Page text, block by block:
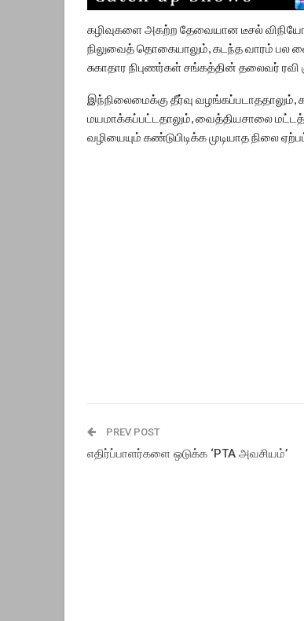
கழிவுகளை அகற்ற தேவையான டீசல்
நிலுவைத் தொகையாலும், கடந்த வாரம் பல
சுகாதார நிபுணர்கள் சங்கத்தின் தலைவர் ரவி
இந்நிலைமைக்கு தீர்வு வழங்கப்படாததாலும்,
மயமாக்கப்பட்டதாலும், வைத்தியசாலை
வழியையும் கண்டுபிடிக்க முடியாத நிலை
PREV POST
எதிர்ப்பாளர்களை ஒடுக்க ‘PTA அவசியம்’